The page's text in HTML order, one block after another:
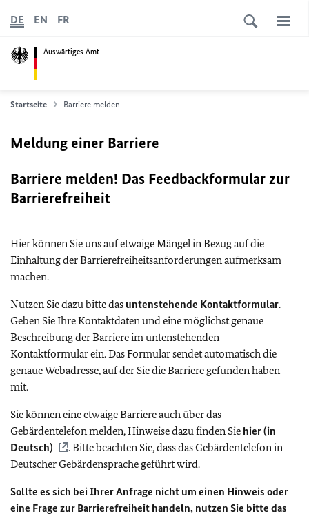
Auswärtiges Amt
DE EN FR
Startseite Barriere melden
Meldung einer Barriere
Barriere melden! Das Feedbackformular zur
Barrierefreiheit
Hier können Sie uns auf etwaige Mängel in Bezug auf die
Einhaltung der Barrierefreiheitsanforderungen aufmerksam
machen.
Nutzen Sie dazu bitte das untenstehende Kontaktformular.
Geben Sie Ihre Kontaktdaten und eine möglichst genaue
Beschreibung der Barriere im untenstehenden
Kontaktformular ein. Das Formular sendet automatisch die
genaue Webadresse, auf der Sie die Barriere gefunden haben
mit.
Sie können eine etwaige Barriere auch über das
Gebärdentelefon melden, Hinweise dazu finden Sie hier (in
Deutsch)
. Bitte beachten Sie, dass das Gebärdentelefon in
Deutscher Gebärdensprache geführt wird.
Sollte es sich bei Ihrer Anfrage nicht um einen Hinweis oder
eine Frage zur Barrierefreiheit handeln, nutzen Sie bitte das